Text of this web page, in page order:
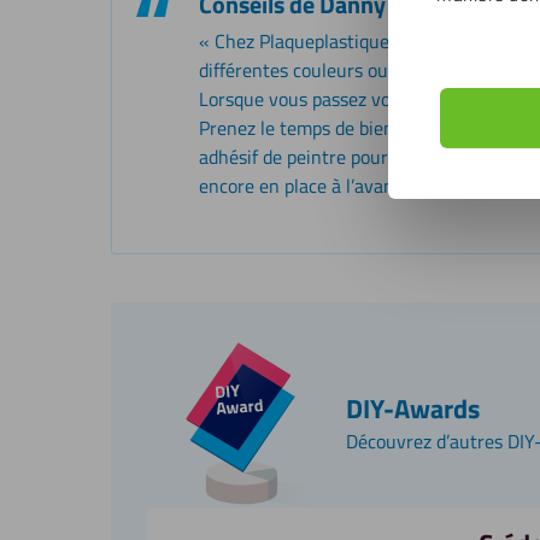
« Chez Plaqueplastique, vous avez la
différentes couleurs ou matériaux.
Lorsque vous passez votre commande
Prenez le temps de bien mesurer et de
adhésif de peintre pour éviter les
encore en place à l’avant. Cela évite les
DIY-Awards
Découvrez d’autres